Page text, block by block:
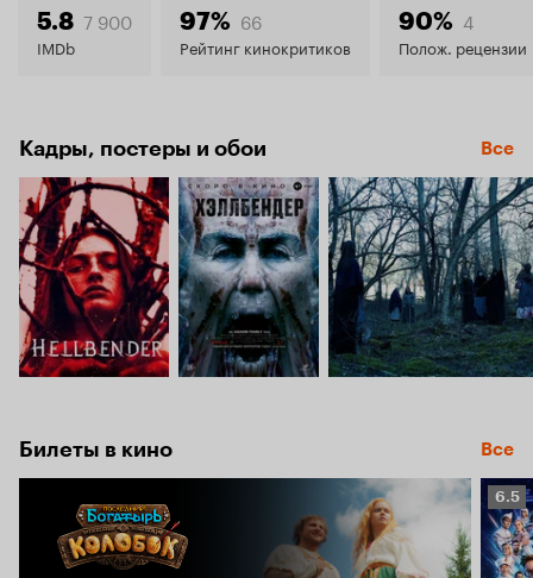
5.4
5.8 7 900
IMDb
97% 66
Рейтинг кинокритиков
90% 4
Полож. рецензии
Кадры, постеры и обои Все
Билеты в кино Все
6.5
6.5